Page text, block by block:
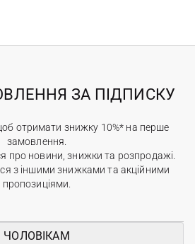
ЗА ПІДПИСКУ
отримати знижку 10%* на перше
замовлення.
про новини, знижки та розпродажі.
з іншими знижками та акційними
пропозиціями.
ЧОЛОВІКАМ